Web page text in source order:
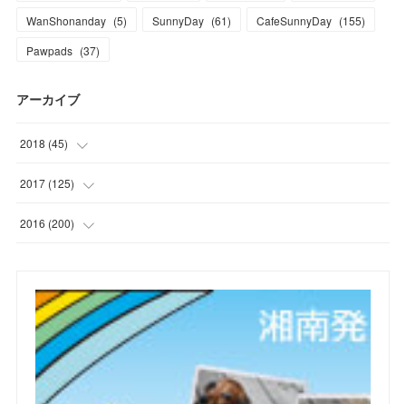
WanShonanday (5) SunnyDay (61) CafeSunnyDay (155)
Pawpads (37)
アーカイブ
2018 (45)
(1)
(1)
(7)
(2)
2017 (125)
(6)
(9)
(10 )
)
2016 (200)
(17)
(19)
22)